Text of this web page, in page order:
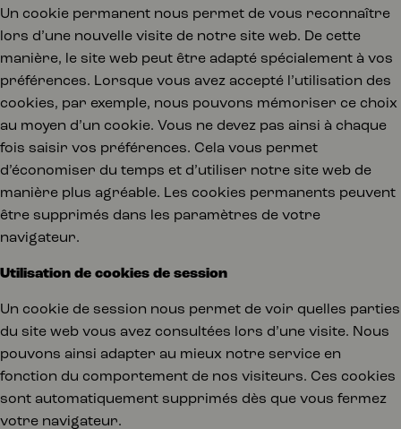
Un cookie permanent nous permet de vous reconnaître
lors d’une nouvelle visite de notre site web. De cette
manière, le site web peut être adapté spécialement à vos
préférences. Lorsque vous avez accepté l’utilisation des
cookies, par exemple, nous pouvons mémoriser ce choix
au moyen d’un cookie. Vous ne devez pas ainsi à chaque
fois saisir vos préférences. Cela vous permet
d’économiser du temps et d’utiliser notre site web de
manière plus agréable. Les cookies permanents peuvent
être supprimés dans les paramètres de votre
navigateur.
Utilisation de cookies de session
Un cookie de session nous permet de voir quelles parties
du site web vous avez consultées lors d’une visite. Nous
pouvons ainsi adapter au mieux notre service en
fonction du comportement de nos visiteurs. Ces cookies
sont automatiquement supprimés dès que vous fermez
votre navigateur.